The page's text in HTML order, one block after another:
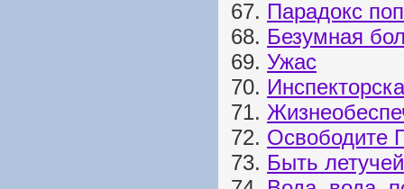
67. Парадокс
68. Безумная
69. Ужас
70.
71.
72. Освободите
73. Быть